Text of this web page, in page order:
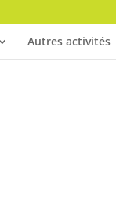
Autres activités